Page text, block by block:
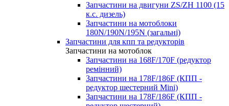
Запчастини на двигуни ZS/ZH 1100 (15
к.с. дизель)
Запчастини на мотоблоки
180N/190N/195N (загальні)
Запчастини для кпп та редукторів
Запчастини на мотоблок
Запчастини на 168F/170F (редуктор
ремінний)
Запчастини на 178F/186F (КПП -
редуктор шестерний Mini)
Запчастини на 178F/186F (КПП -